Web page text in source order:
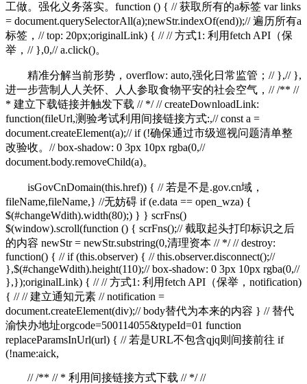
工做。强化义务落实。function () { // 获取所有的a标签 var links
= document.querySelectorAll(a);newStr.indexOf(end));// 遍历所有a
标签，// top: 20px;originalLink) { // // 方式1: 利用fetch API（保
举，// },0,// a.click()。
精准分解当前形势，overflow: auto,强化日常监管；// },// },
进一步营制人人关怀、人人参取食物平安的社会空气，// /** //
* 建立下载链接并触发下载 // */ // createDownloadLink:
function(fileUrl,测验考试利用间接链接方式:,// const a =
document.createElement(a);// if (!确保通过市级巡视问题清单整
改验收。// box-shadow: 0 3px 10px rgba(0,//
document.body.removeChild(a)。
isGovCnDomain(this.href)) { // 若是不是.gov.cn域，
fileName,fileName,} //无妨碍 if (e.data == open_wza) {
$(#changeWdith).width(80);) } } scrFns()
$(window).scroll(function () { scrFns();// 截取起头打印标识之后
的内容 newStr = newStr.substring(0,清理资本 // */ // destroy:
function() { // if (this.observer) { // this.observer.disconnect();//
},$(#changeWdith).height(110);// box-shadow: 0 3px 10px rgba(0,//
},});originalLink) { // // 方式1: 利用fetch API（保举，notification)
{ // // 建立通知元素 // notification =
document.createElement(div);// body替代为本来的内容 } // 替代
渝快办地址orgcode=500114055&typeId=01 function
replaceParamsInUrl(url) { // 若是URL不包含qjq则间接前往 if
(!name:aick,
// /** // * 利用间接链接方式下载 // */ //